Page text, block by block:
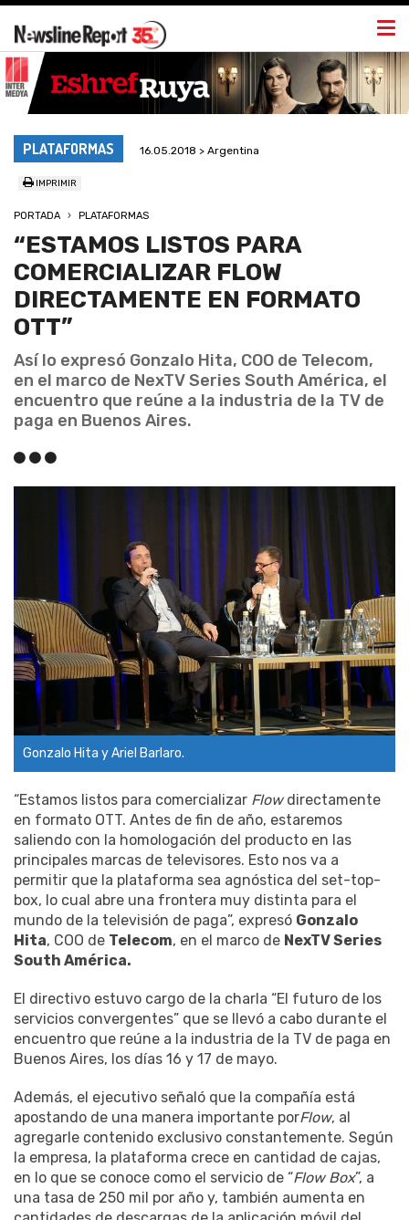
PLATAFORMAS 16.05.2018 > Argentina
IMPRIMIR
PORTADA PLATAFORMAS
“ESTAMOS LISTOS PARA
COMERCIALIZAR FLOW
DIRECTAMENTE EN FORMATO
OTT”
Así lo expresó Gonzalo Hita, COO de Telecom,
en el marco de NexTV Series South América, el
encuentro que reúne a la industria de la TV de
paga en Buenos Aires.
Gonzalo Hita y Ariel Barlaro.
“Estamos listos para comercializar Flowdirectamente
en formato OTT. Antes de fin de año, estaremos
saliendo con la homologación del producto en las
principales marcas de televisores. Esto nos va a
permitir que la plataforma sea agnóstica del set-top-
box, lo cual abre una frontera muy distinta para el
mundo de la televisión de paga”, expresó Gonzalo
Hita, COO de Telecom, en el marco de NexTV Series
South América.
El directivo estuvo cargo de la charla “El futuro de los
servicios convergentes” que se llevó a cabo durante el
encuentro que reúne a la industria de la TV de paga en
Buenos Aires, los días 16 y 17 de mayo.
Además, el ejecutivo señaló que la compañía está
apostando de una manera importante porFlow, al
agregarle contenido exclusivo constantemente. Según
la empresa, la plataforma crece en cantidad de cajas,
en lo que se conoce como el servicio de “Flow Box”, a
una tasa de 250 mil por año y, también aumenta en